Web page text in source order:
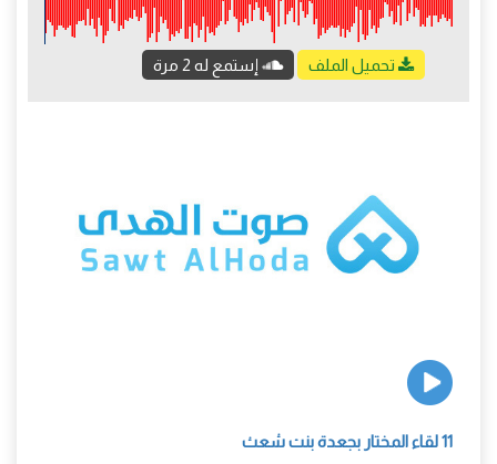
تحميل الملف إستمع له 2 مرة
11 لقاء المختار بجعدة بنت شعث